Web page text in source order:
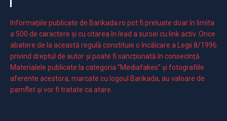
Informaţiile publicate de Barikada.ro pot fi preluate doar în limita
a 500 de caractere şi cu citarea în lead a sursei cu link activ. Orice
abatere de la această regulă constituie o încălcare a Legii 8/1996
privind dreptul de autor și poate fi sancționată în consecință.
Materialele publicate la categoria ”Mediafakes” și fotografiile
aferente acestora, marcate cu logoul Barikada, au valoare de
pamflet și vor fi tratate ca atare.